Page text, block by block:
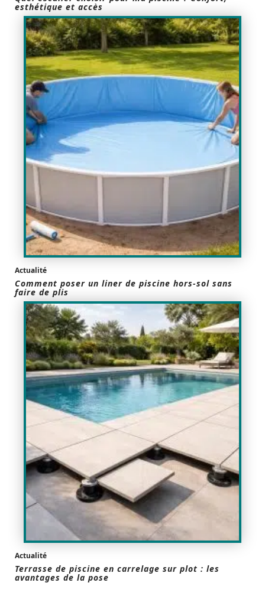
esthétique et accès
Actualité
Comment poser un liner de piscine hors-sol sans
faire de plis
Actualité
Terrasse de piscine en carrelage sur plot : les
avantages de la pose